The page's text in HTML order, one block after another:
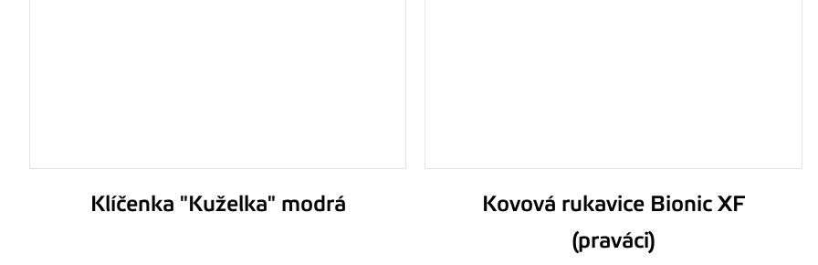
Klíčenka "Kuželka" modrá
Kovová rukavice Bionic XF
(praváci)